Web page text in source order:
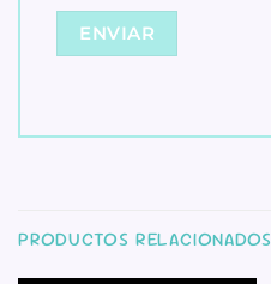
PRODUCTOS RELACIONADOS